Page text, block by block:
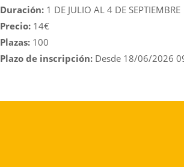
Duración: 1 DE JULIO AL 4 DE SEPTIEMBRE
Precio: 14€
Plazas: 100
Plazo de inscripción: Desde 18/06/2026